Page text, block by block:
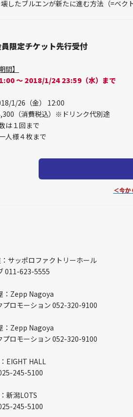
したブルエンが新たに進む方法（=ベク
限定チケット先行受付
間】
～ 2018/1/24 23:59（水）まで
1/26（金） 12:00
（消費税込）※ドリンク代別途
は１回まで
人様４枚まで
＜今
サッポロファクトリーホール
011-623-5555
：Zepp Nagoya
プロモーション 052-320-9100
：Zepp Nagoya
プロモーション 052-320-9100
EIGHT HALL
245-5100
新潟LOTS
245-5100